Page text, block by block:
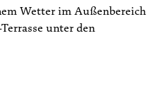
Wetter im Außenbereich
unter den